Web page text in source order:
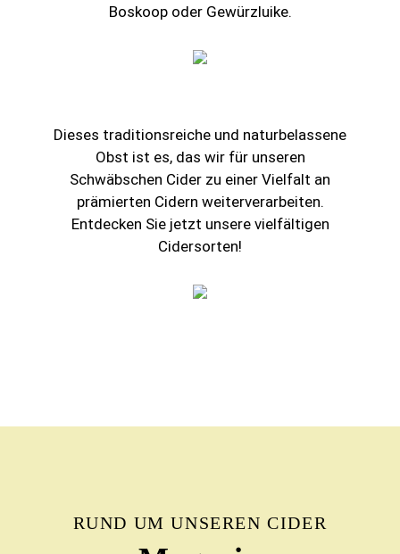
Boskoop oder Gewürzluike.
Dieses traditionsreiche und naturbelassene
Obst ist es, das wir für unseren
Schwäbschen Cider zu einer Vielfalt an
prämierten Cidern weiterverarbeiten.
Entdecken Sie jetzt unsere vielfältigen
Cidersorten!
RUND UM UNSEREN CIDER